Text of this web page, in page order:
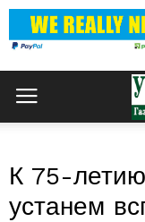
К 75-
устанем